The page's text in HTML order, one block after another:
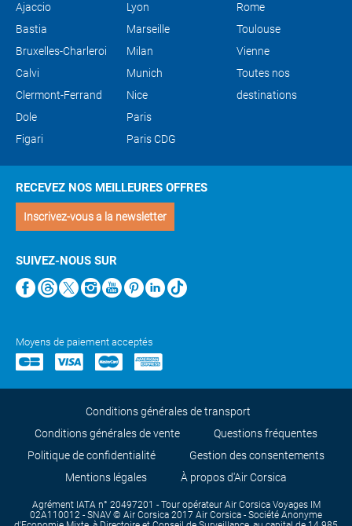
Ajaccio
Bastia
Bruxelles-Charleroi
Calvi
Clermont-Ferrand
Dole
Figari
Lyon
Marseille
Milan
Munich
Nice
Paris
Paris CDG
Rome
Toulouse
Vienne
Toutes nos
destinations
RECEVEZ NOS MEILLEURES OFFRES
Inscrivez-vous a la newsletter
SUIVEZ-NOUS SUR
Moyens de paiement acceptés
Conditions générales de transport
Conditions générales de vente
Questions fréquentes
Politique de confidentialité
Gestion des consentements
Mentions légales
À propos d'Air Corsica
Agrément IATA n° 20497201 - Tour opérateur Air Corsica Voyages IM
02A110012 - SNAV © Air Corsica 2017 Air Corsica - Société Anonyme